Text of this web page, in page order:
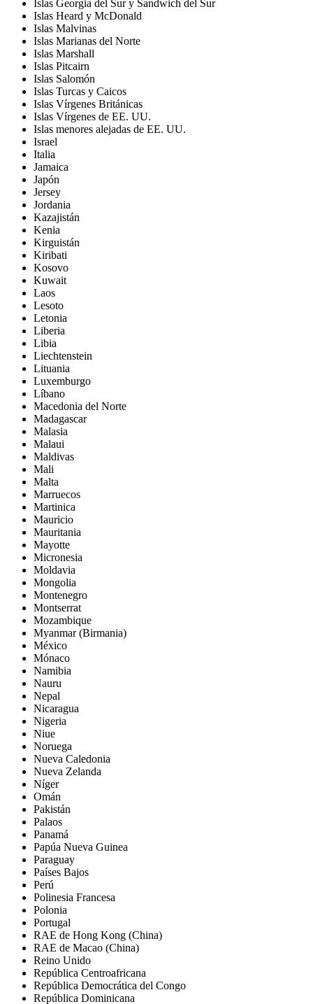
Islas Georgia del Sur y Sandwich del Sur
Islas Heard y McDonald
Islas Malvinas
Islas Marianas del Norte
Islas Marshall
Islas Pitcairn
Islas Salomón
Islas Turcas y Caicos
Islas Vírgenes Británicas
Islas Vírgenes de EE. UU.
Islas menores alejadas de EE. UU.
Israel
Italia
Jamaica
Japón
Jersey
Jordania
Kazajistán
Kenia
Kirguistán
Kiribati
Kosovo
Kuwait
Laos
Lesoto
Letonia
Liberia
Libia
Liechtenstein
Lituania
Luxemburgo
Líbano
Macedonia del Norte
Madagascar
Malasia
Malaui
Maldivas
Mali
Malta
Marruecos
Martinica
Mauricio
Mauritania
Mayotte
Micronesia
Moldavia
Mongolia
Montenegro
Montserrat
Mozambique
Myanmar (Birmania)
México
Mónaco
Namibia
Nauru
Nepal
Nicaragua
Nigeria
Niue
Noruega
Nueva Caledonia
Nueva Zelanda
Níger
Omán
Pakistán
Palaos
Panamá
Papúa Nueva Guinea
Paraguay
Países Bajos
Perú
Polinesia Francesa
Polonia
Portugal
RAE de Hong Kong (China)
RAE de Macao (China)
Reino Unido
República Centroafricana
República Democrática del Congo
República Dominicana